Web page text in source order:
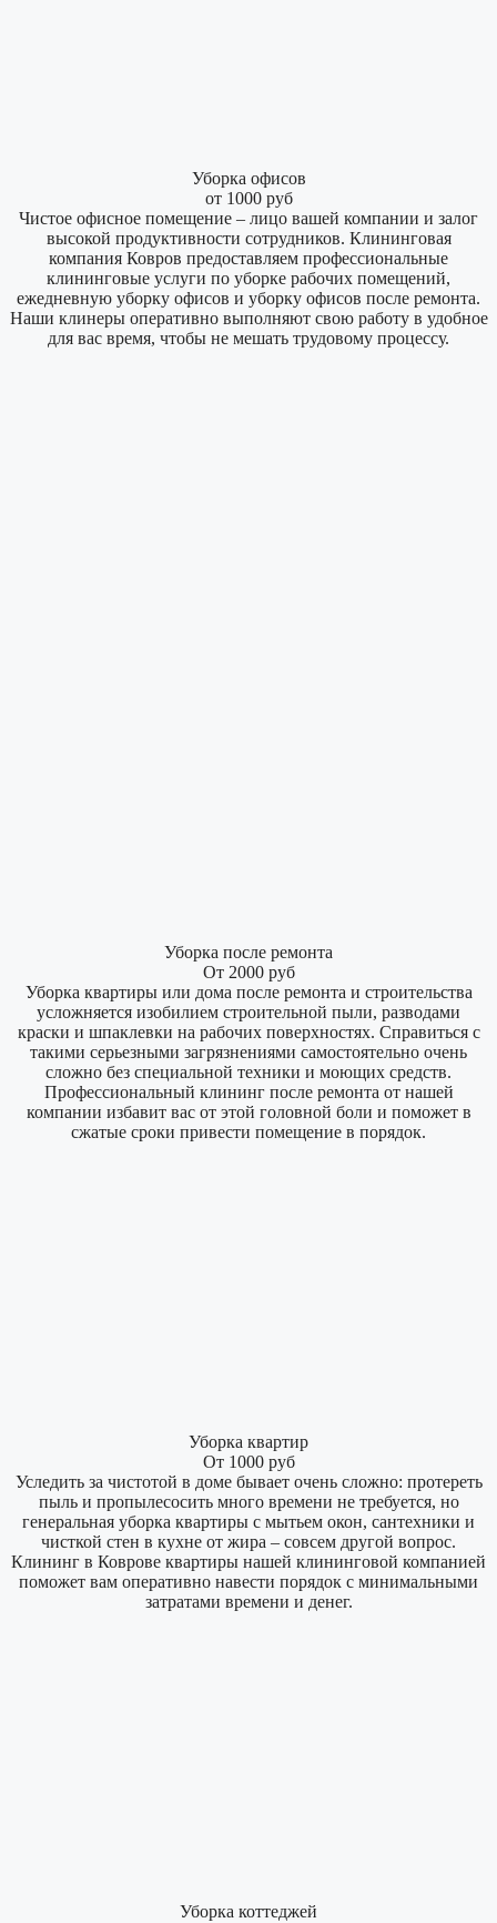
Уборка офисов
от 1000 руб
Чистое офисное помещение – лицо вашей компании и залог
высокой продуктивности сотрудников. Клининговая
компания Ковров предоставляем профессиональные
клининговые услуги по уборке рабочих помещений,
ежедневную уборку офисов и уборку офисов после ремонта.
Наши клинеры оперативно выполняют свою работу в удобное
для вас время, чтобы не мешать трудовому процессу.
Уборка после ремонта
От 2000 руб
Уборка квартиры или дома после ремонта и строительства
усложняется изобилием строительной пыли, разводами
краски и шпаклевки на рабочих поверхностях. Справиться с
такими серьезными загрязнениями самостоятельно очень
сложно без специальной техники и моющих средств.
Профессиональный клининг после ремонта от нашей
компании избавит вас от этой головной боли и поможет в
сжатые сроки привести помещение в порядок.
Уборка квартир
От 1000 руб
Уследить за чистотой в доме бывает очень сложно: протереть
пыль и пропылесосить много времени не требуется, но
генеральная уборка квартиры с мытьем окон, сантехники и
чисткой стен в кухне от жира – совсем другой вопрос.
Клининг в Коврове квартиры нашей клининговой компанией
поможет вам оперативно навести порядок с минимальными
затратами времени и денег.
Уборка коттеджей